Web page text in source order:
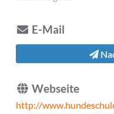
E-Mail
Webseite
http://